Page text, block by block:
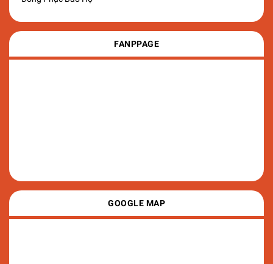
FANPPAGE
GOOGLE MAP